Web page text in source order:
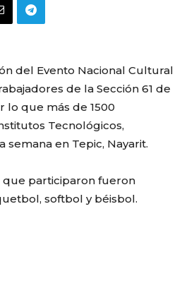
del Evento Nacional Cultural
de la Sección 61 de
lo que más de 1500
Tecnológicos,
en Tepic, Nayarit.
que participaron fueron
softbol y béisbol.